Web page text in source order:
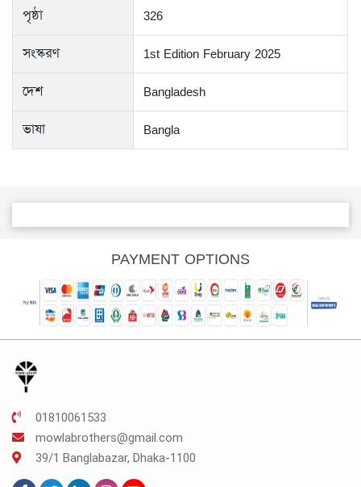
পৃষ্ঠা 326
সংস্করণ 1st Edition February 2025
দেশ Bangladesh
ভাষা Bangla
PAYMENT OPTIONS
01810061533
mowlabrothers@gmail.com
39/1 Banglabazar, Dhaka-1100